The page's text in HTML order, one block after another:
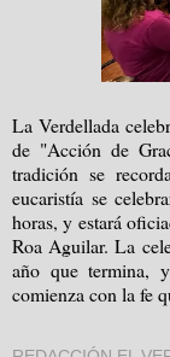
La Verdellada
de "Acción de
tradición se
eucaristía se
horas, y estará
Roa Aguilar. La
año que termina,
comienza con la fe